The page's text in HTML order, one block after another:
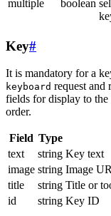
multiple boolean
Key#
It is mandatory for a
keyboard request and
fields for display to the
order.
Field Type
text
string Key text
image string Image
title
string Title or
id
string Key ID